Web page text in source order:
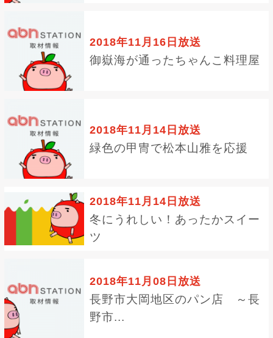
2018年11月16日放送
御嶽海が通ったちゃんこ料理屋
2018年11月14日放送
緑色の甲冑で松本山雅を応援
2018年11月14日放送
冬にうれしい！あったかスイー
ツ
2018年11月08日放送
長野市大岡地区のパン店 ～長
野市...